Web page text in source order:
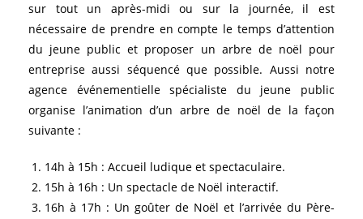
sur tout un après-midi ou sur la journée, il est
nécessaire de prendre en compte le temps d’attention
du jeune public et proposer un arbre de noël pour
entreprise aussi séquencé que possible. Aussi notre
agence événementielle spécialiste du jeune public
organise l’animation d’un arbre de noël de la façon
suivante :
14h à 15h : Accueil ludique et spectaculaire.
15h à 16h : Un spectacle de Noël interactif.
16h à 17h : Un goûter de Noël et l’arrivée du Père-